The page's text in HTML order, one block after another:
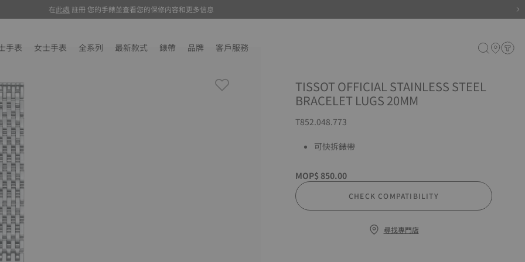
在此處 註冊 您的手錶並查看您的保修内容和更多信息
注册
手表 女士手表 全系列 最新款式 錶帶 品牌 客戶服務
TISSOT OFFICIAL STAINLESS STEEL
BRACELET LUGS 20MM
T852.048.773
可快拆錶帶
MOP$ 850.00
CHECK COMPATIBILITY
尋找專門店